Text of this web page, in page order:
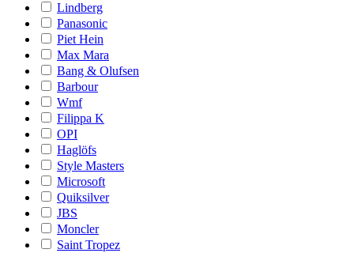
Lindberg
Panasonic
Piet Hein
Max Mara
Bang & Olufsen
Barbour
Wmf
Filippa K
OPI
Haglöfs
Style Masters
Microsoft
Quiksilver
JBS
Moncler
Saint Tropez